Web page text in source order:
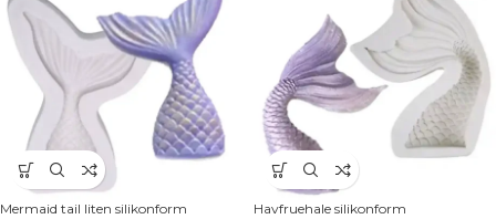
Mermaid tail liten silikonform Havfruehale silikonform